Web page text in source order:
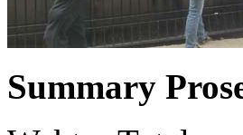
Summary